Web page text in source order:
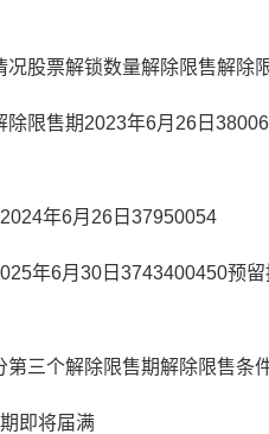
况股票解锁数量解除限售解除
除限售期2023年6月26日
年6月26日37950054
年6月30日3743400450预
第三个解除限售期解除限售条
即将届满